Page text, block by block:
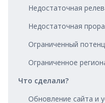
Недостаточная
Недостаточная
Ограниченный
Ограниченное
Что сделали?
Обновление сайта и